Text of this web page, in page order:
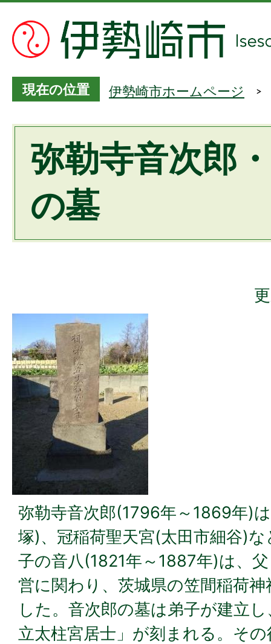
現在の位置 伊勢崎市ホームページ
弥勒寺音次郎
の墓
弥勒寺音次郎(1796年～1869年)
塚)、冠稲荷聖天宮(太田市細谷)
子の音八(1821年～1887年)は、
営に関わり、茨城県の笠間稲荷
した。音次郎の墓は弟子が建立
立太柱宮居士」が刻まれる。そ